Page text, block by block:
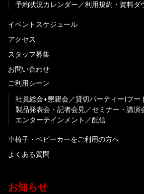
予約状況カレンダー
利用規約・資料ダ
イベントスケジュール
アクセス
スタッフ募集
お問い合わせ
ご利用シーン
社員総会+懇親会
貸切パーティー(フー
製品発表会・記者会見
セミナー・講演
エンターテインメント
配信
車椅子・ベビーカーをご利用の方へ
よくある質問
お知らせ